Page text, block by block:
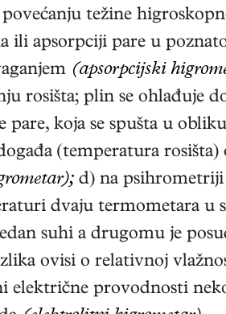
težine
ili apsorpciji pare u
(apsorpcijski
rosišta; plin se ohlađuje
koja se spušta u
(temperatura rosišta)
d) na psihrometriji
dvaju termometara u
suhi a drugomu je
ovisi o relativnoj
električne provodnosti